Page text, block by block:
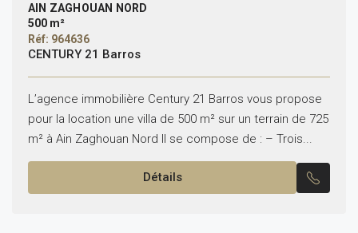
AIN ZAGHOUAN NORD
500 m²
Réf: 964636
CENTURY 21 Barros
L’agence immobilière Century 21 Barros vous propose
pour la location une villa de 500 m² sur un terrain de 725
m² à Ain Zaghouan Nord Il se compose de : – Trois...
Détails